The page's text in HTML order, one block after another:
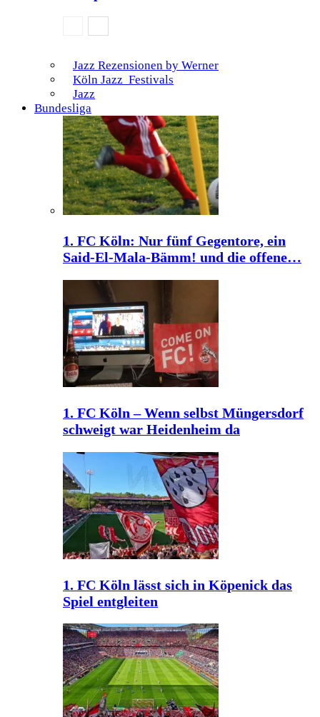
Jazz Rezensionen by Werner
Köln Jazz Festivals
Jazz
Bundesliga
1. FC Köln: Nur fünf Gegentore, ein
Said-El-Mala-Bämm! und die offene…
1. FC Köln – Wenn selbst Müngersdorf
schweigt war Heidenheim da
1. FC Köln lässt sich in Köpenick das
Spiel entgleiten